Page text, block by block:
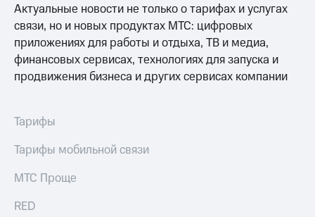
Актуальные новости не только о тарифах и услугах
связи, но и новых продуктах МТС: цифровых
приложениях для работы и отдыха, ТВ и медиа,
финансовых сервисах, технологиях для запуска и
продвижения бизнеса и других сервисах компании
Тарифы
Тарифы мобильной связи
МТС Проще
RED